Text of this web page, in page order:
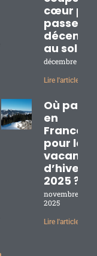
cœur
passer
au soleil
décembre 2,
Lire l'article »
Où partir
en
France
pour les
d’hiver
2025 ?
novembre 17,
2025
Lire l'article »